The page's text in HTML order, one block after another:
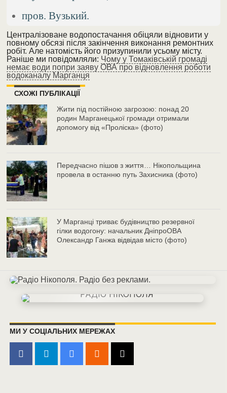
пров. Вузький.
Централізоване водопостачання обіцяли відновити у
повному обсязі після закінчення виконання ремонтних
робіт. Але натомість його призупинили усьому місту.
Раніше ми повідомляли: Чому у Томаківській громаді
немає води попри заяву ОВА про відновлення роботи
водоканалу Марганця
СХОЖІ ПУБЛІКАЦІЇ
Жити під постійною загрозою: понад 20
родин Марганецької громади отримали
допомогу від «Проліска» (фото)
Передчасно пішов з життя… Нікопольщина
провела в останню путь Захисника (фото)
У Марганці триває будівництво резервної
гілки водогону: начальник ДніпроОВА
Олександр Ганжа відвідав місто (фото)
МИ У СОЦІАЛЬНИХ МЕРЕЖАХ